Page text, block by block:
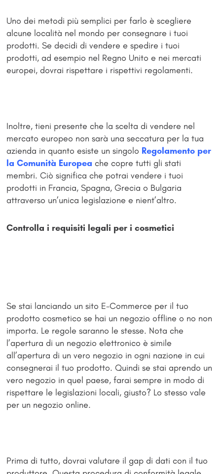
Uno dei metodi più semplici per farlo è scegliere
alcune località nel mondo per consegnare i tuoi
prodotti. Se decidi di vendere e spedire i tuoi
prodotti, ad esempio nel Regno Unito e nei mercati
europei, dovrai rispettare i rispettivi regolamenti.
Inoltre, tieni presente che la scelta di vendere nel
mercato europeo non sarà una seccatura per la tua
azienda in quanto esiste un singolo Regolamento per
la Comunità Europea che copre tutti gli stati
membri. Ciò significa che potrai vendere i tuoi
prodotti in Francia, Spagna, Grecia o Bulgaria
attraverso un’unica legislazione e nient’altro.
Controlla i requisiti legali per i cosmetici
Se stai lanciando un sito E-Commerce per il tuo
prodotto cosmetico se hai un negozio offline o no non
importa. Le regole saranno le stesse. Nota che
l’apertura di un negozio elettronico è simile
all’apertura di un vero negozio in ogni nazione in cui
consegnerai il tuo prodotto. Quindi se stai aprendo un
vero negozio in quel paese, farai sempre in modo di
rispettare le legislazioni locali, giusto? Lo stesso vale
per un negozio online.
Prima di tutto, dovrai valutare il gap di dati con il tuo